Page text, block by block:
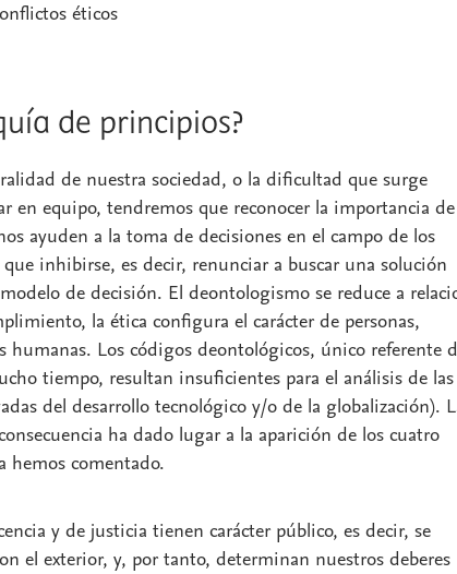
éticos
de principios?
de nuestra sociedad, o la dificultad que surge
en equipo, tendremos que reconocer la importancia de
ayuden a la toma de decisiones en el campo de los
inhibirse, es decir, renunciar a buscar una solución
de decisión. El deontologismo se reduce a
la ética configura el carácter de personas,
humanas. Los códigos deontológicos, único referente
tiempo, resultan insuficientes para el análisis de las
del desarrollo tecnológico y/o de la globalización).
ha dado lugar a la aparición de los cuatro
hemos comentado.
y de justicia tienen carácter público, es decir, se
el exterior, y, por tanto, determinan nuestros deberes